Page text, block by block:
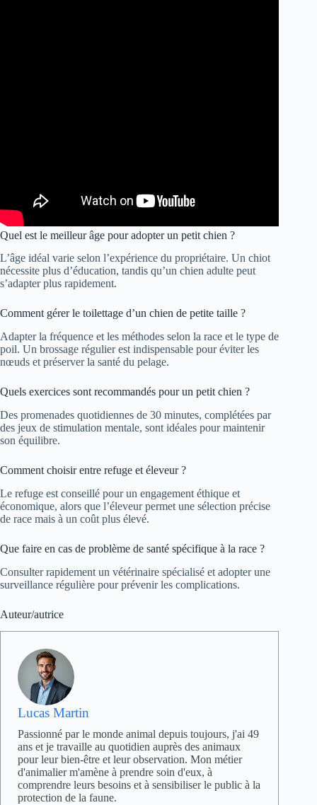
Quel est le meilleur âge pour adopter un petit chien ?
L’âge idéal varie selon l’expérience du propriétaire. Un chiot
nécessite plus d’éducation, tandis qu’un chien adulte peut
s’adapter plus rapidement.
Comment gérer le toilettage d’un chien de petite taille ?
Adapter la fréquence et les méthodes selon la race et le type de
poil. Un brossage régulier est indispensable pour éviter les
nœuds et préserver la santé du pelage.
Quels exercices sont recommandés pour un petit chien ?
Des promenades quotidiennes de 30 minutes, complétées par
des jeux de stimulation mentale, sont idéales pour maintenir
son équilibre.
Comment choisir entre refuge et éleveur ?
Le refuge est conseillé pour un engagement éthique et
économique, alors que l’éleveur permet une sélection précise
de race mais à un coût plus élevé.
Que faire en cas de problème de santé spécifique à la race ?
Consulter rapidement un vétérinaire spécialisé et adopter une
surveillance régulière pour prévenir les complications.
Auteur/autrice
Lucas Martin
Passionné par le monde animal depuis toujours, j'ai 49
ans et je travaille au quotidien auprès des animaux
pour leur bien-être et leur observation. Mon métier
d'animalier m'amène à prendre soin d'eux, à
comprendre leurs besoins et à sensibiliser le public à la
protection de la faune.